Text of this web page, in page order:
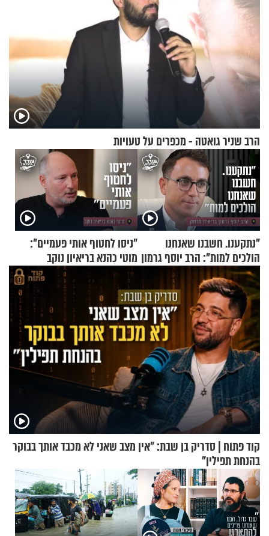
הרב שניר גואטה - מכפרים על טעויות
"נתקענו. חשבנו שאנחנו
הולכים למות": הרב יוסף גרמון
בריאיון מרתק
"ניסו לחטוף אותי פעמיים":
מוטי כהנא בריאיון נוקב
קוד פתוח | סדריק בן שבת: "אין מצב שאני לא מכבד אותך בבוקר
בהנחת תפילין"